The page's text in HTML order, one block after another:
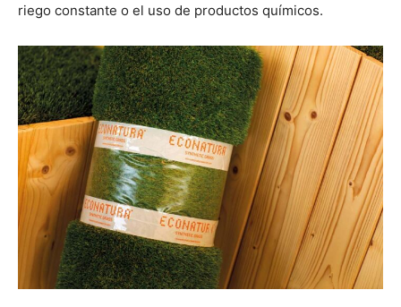
riego constante o el uso de productos químicos.